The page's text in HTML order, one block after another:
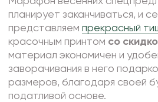
Фоамиран
Игрушки мягкие
Сухоцветы
планирует заканчиваться, и
представляемпрекрасный
красочным принтом со
материал экономичен и
заворачивания в него
размеров, благодаря своей
податливой основе.